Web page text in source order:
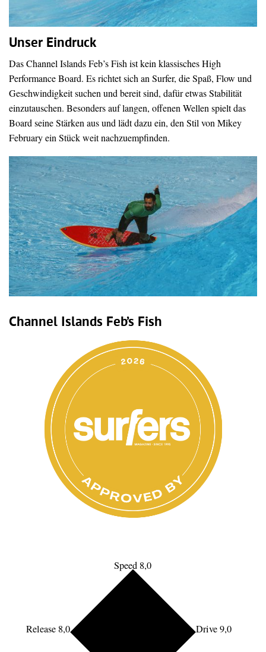
Unser Eindruck
Das Channel Islands Feb’s Fish ist kein klassisches High
Performance Board. Es richtet sich an Surfer, die Spaß, Flow und
Geschwindigkeit suchen und bereit sind, dafür etwas Stabilität
einzutauschen. Besonders auf langen, offenen Wellen spielt das
Board seine Stärken aus und lädt dazu ein, den Stil von Mikey
February ein Stück weit nachzuempfinden.
Channel Islands Feb’s Fish
Speed 8,0
Drive 9,0
Release 8,0